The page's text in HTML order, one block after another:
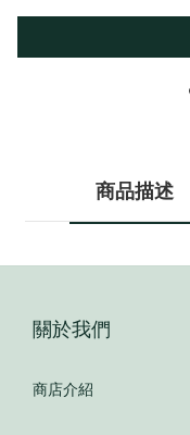
商品描述
關於我們
商店介紹